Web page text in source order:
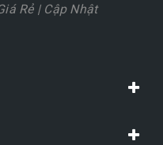
Rẻ | Cập Nhật